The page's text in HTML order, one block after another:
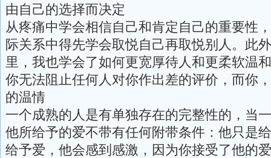
由自己的选择而决定
从疼痛中学会相信自己和肯定自己的重要性
际关系中得先学会取悦自己再取悦别人。此
里，我也学会了如何更宽厚待人和更柔软温和
你无法阻止任何人对你作出差的评价，而你
的温情
一个成熟的人是有单独存在的完整性的，当
他所给予的爱不带有任何附带条件：他只是
给予爱，他会感到感激，因为你接受了他的